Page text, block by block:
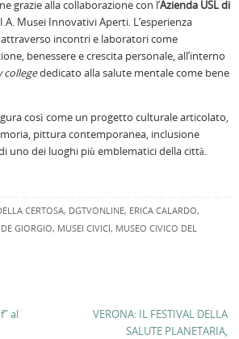
grazie alla collaborazione con l’Azienda USL di
Musei Innovativi Aperti. L’esperienza
incontri e laboratori come
benessere e crescita personale, all’interno
collegededicato alla salute mentale come bene
così come un progetto culturale articolato,
pittura contemporanea, inclusione
uno dei luoghi più emblematici della città.
CERTOSA, DGTVONLINE, ERICA CALARDO,
GIORGIO, MUSEI CIVICI, MUSEO CIVICO DEL
al
VERONA: IL FESTIVAL DELLA
SALUTE PLANETARIA,